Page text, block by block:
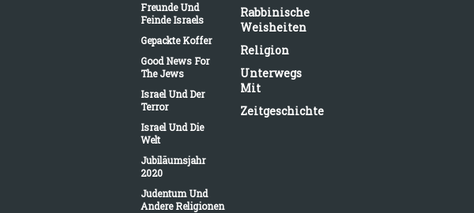
Freunde Und
Feinde Israels
Gepackte Koffer
Good News For
The Jews
Israel Und Der
Terror
Israel Und Die
Welt
Jubiläumsjahr
2020
Judentum Und
Andere Religionen
Rabbinische
Weisheiten
Religion
Unterwegs
Mit
Zeitgeschichte